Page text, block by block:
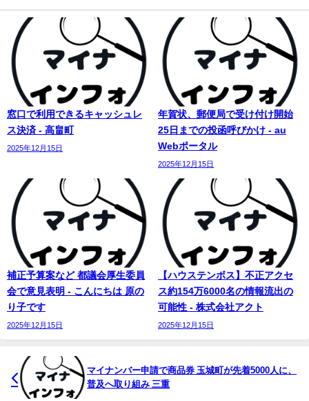
窓口で利用できるキャッシュレ
ス決済 - 高畠町
2025年12月15日
年賀状、郵便局で受け付け開始
25日までの投函呼びかけ - au
Webポータル
2025年12月15日
補正予算案など 都議会厚生委員
会で意見表明 - こんにちは 原の
り子です
2025年12月15日
【ハウステンボス】不正アクセ
ス約154万6000名の情報流出の
可能性 - 株式会社アクト
2025年12月15日
マイナンバー申請で商品券 玉城町が先着5000人に、
普及へ取り組み 三重